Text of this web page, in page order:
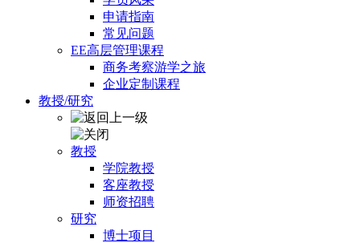
申请指南
常见问题
EE高层管理课程
商务考察游学之旅
企业定制课程
教授/研究
教授
学院教授
客座教授
师资招聘
研究
博士项目